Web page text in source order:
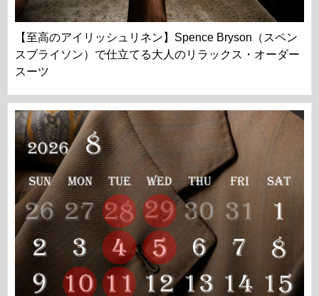
【至高のアイリッシュリネン】Spence Bryson（スペン
スブライソン）で仕立てる大人のリラックス・オーダー
スーツ